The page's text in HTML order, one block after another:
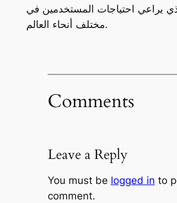
يراعي احتياجات المستخدمين في
مختلف أنحاء العالم.
Comments
Leave a Reply
You must be logged in to
comment.